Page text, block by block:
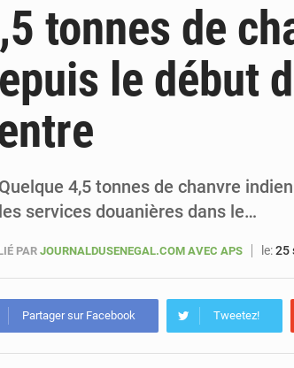
5 août 2026 Sénégal : les
5 août 2026 Sénégal : le
tonnes de
le début
Quelque 4,5 tonnes de chanvre
les services douanières dans le…
PAR JOURNALDUSENEGAL.COM AVEC APS le:25
Partager sur Facebook Tweetez!